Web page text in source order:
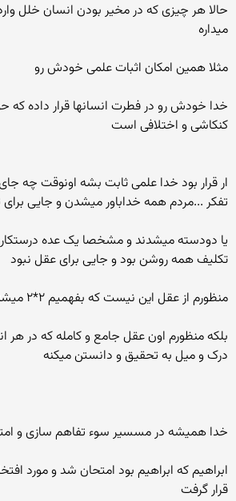
حالا هر چیزی که در مخیر بودن انسان خلل وارد
میداره
مثلا همین امکان اثبات علمی خودش رو
خدا خودش رو در فطرت انسانها قرار داده که
کنکاشی و اختلافی است
ار قرار بود خدا علمی ثابت بشه اونوقت چه
تفکر ...مردم همه خداباور میشدن و جایی برای
یا دودسته میشدند و مشخصا یک عده درستکار
تکلیف همه روشن بود و جایی برای عقل نبود
منظورم از عقل این نیست که بفهمیم ۲*۲ میشه ۴
بلکه منظورم اون عقل جامع و کامله که در هر
درک و میل به تحقیق و دانستن میکنه
خدا همیشه در مسسیر سوء تفاهم سازی و
ابراهیم که ابراهیم بود امتحان شد و مورد
قرار گرفت